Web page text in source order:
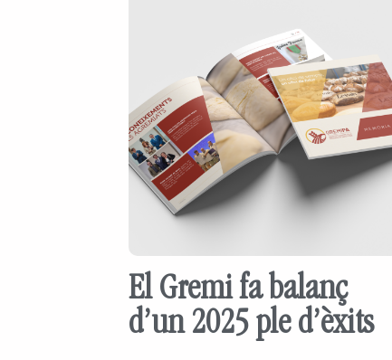
El Gremi fa balanç
d’un 2025 ple d’èxits